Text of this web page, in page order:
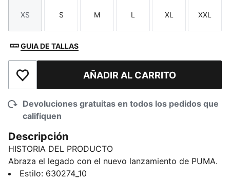
Talla
XS
Talla
S
Talla
M
Talla
L
Talla
XL
Talla
XXL
GUIA DE TALLAS
Añadir a la lista de deseosAÑADIR AL CARRITO
Devoluciones gratuitas en todos los pedidos que
califiquen
Descripción
HISTORIA DEL PRODUCTO
Abraza el legado con el nuevo lanzamiento de PUMA.
Con la marca Porsche Legacy y una estampa Turbo
Estilo: 630274_10